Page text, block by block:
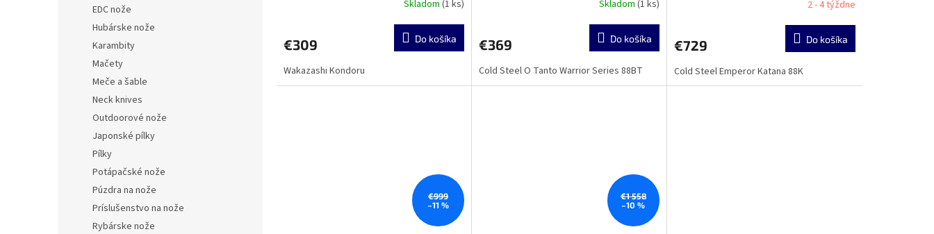
EDC nože
Hubárske nože
Karambity
Mačety
Meče a šable
Neck knives
Outdoorové nože
Japonské pílky
Pílky
Potápačské nože
Púzdra na nože
Príslušenstvo na nože
Rybárske nože
Skladom (1 ks)
€309 Do košíka
Wakazashi Kondoru
Skladom (1 ks)
€369 Do košíka
Cold Steel O Tanto Warrior Series 88BT
2 - 4 týždne
€729 Do košíka
Cold Steel Emperor Katana 88K
€999
–11 %
€1 558
–10 %